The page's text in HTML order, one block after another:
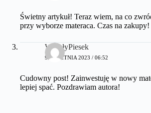
Świetny artykuł! Teraz wiem, na co
przy wyborze materaca. Czas na zakupy!
WesołyPiesek
9 KWIETNIA 2023 / 06:52
Cudowny post! Zainwestuję w nowy
lepiej spać. Pozdrawiam autora!